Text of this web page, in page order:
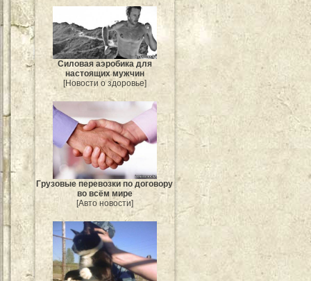
Силовая аэробика для
настоящих мужчин
[Новости о здоровье]
Грузовые перевозки по договору
во всём мире
[Авто новости]